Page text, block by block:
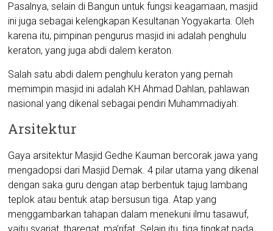
Pasalnya, selain di Bangun untuk fungsi keagamaan, masjid
ini juga sebagai kelengkapan Kesultanan Yogyakarta. Oleh
karena itu, pimpinan pengurus masjid ini adalah penghulu
keraton, yang juga abdi dalem keraton.
Salah satu abdi dalem penghulu keraton yang pernah
memimpin masjid ini adalah KH Ahmad Dahlan, pahlawan
nasional yang dikenal sebagai pendiri Muhammadiyah.
Arsitektur
Gaya arsitektur Masjid Gedhe Kauman bercorak jawa yang
mengadopsi dari Masjid Demak. 4 pilar utama yang dikenal
dengan saka guru dengan atap berbentuk tajug lambang
teplok atau bentuk atap bersusun tiga. Atap yang
menggambarkan tahapan dalam menekuni ilmu tasawuf,